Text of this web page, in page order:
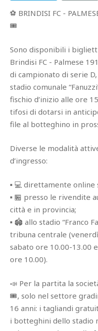
⚽ BRINDISI FC -
🎟️
Sono disponibili i
Brindisi FC - Palmese
di campionato di serie
stadio comunale
fischio d’inizio alle ore
tifosi di dotarsi in
file al botteghino in
Diverse le modalità
d’ingresso:
▪ 💻 direttamente
▪ 🏪 presso le rivendite
città e in provincia;
▪ 🏟️ allo stadio “Franco
tribuna centrale
sabato ore 10.00-13.00
ore 10.00).
📣 Per la partita la
🎟️, solo nel settore
16 anni: i tagliandi
i botteghini dello stadio